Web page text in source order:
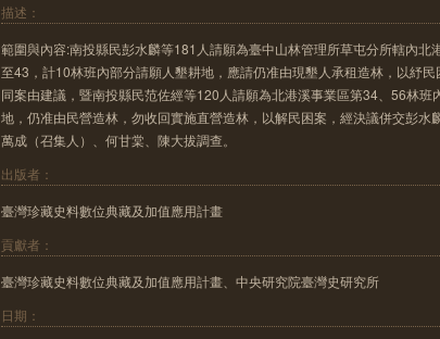
描述：
範圍與內容:南投縣民彭水麟等181人請願為臺中山林管理所草屯分所轄內北
至43，計10林班內部分請願人墾耕地，應請仍准由現墾人承租造林，以紓民
同案由建議，暨南投縣民范佐經等120人請願為北港溪事業區第34、56林班
地，仍准由民營造林，勿收回實施直營造林，以解民困案，經決議併交彭水
萬成（召集人）、何甘棠、陳大拔調查。
出版者：
臺灣珍藏史料數位典藏及加值應用計畫
貢獻者：
臺灣珍藏史料數位典藏及加值應用計畫、中央研究院臺灣史研究所
日期：